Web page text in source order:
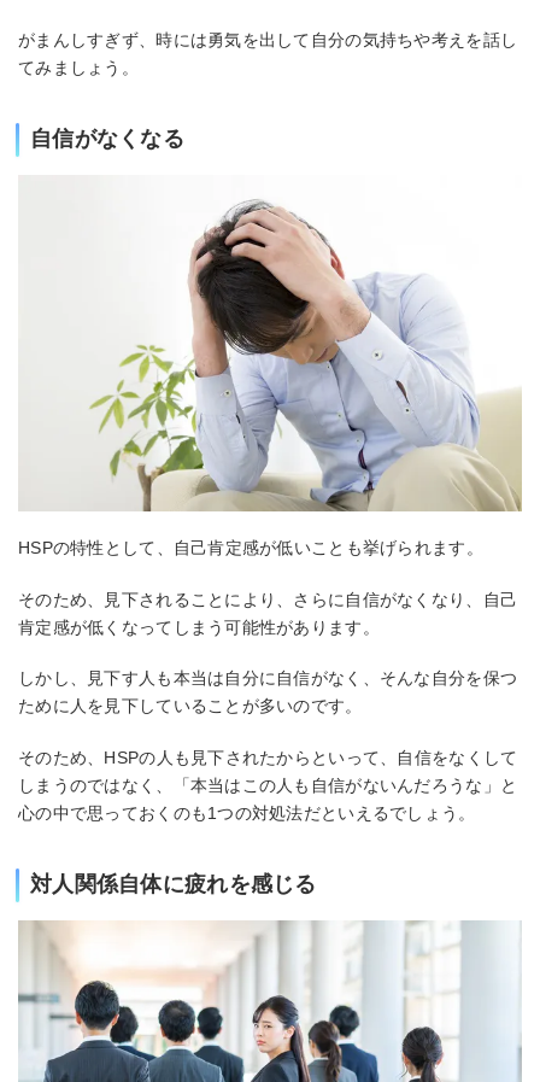
がまんしすぎず、時には勇気を出して自分の気持ちや考えを話し
てみましょう。
自信がなくなる
HSPの特性として、自己肯定感が低いことも挙げられます。
そのため、見下されることにより、さらに自信がなくなり、自己
肯定感が低くなってしまう可能性があります。
しかし、見下す人も本当は自分に自信がなく、そんな自分を保つ
ために人を見下していることが多いのです。
そのため、HSPの人も見下されたからといって、自信をなくして
しまうのではなく、「本当はこの人も自信がないんだろうな」と
心の中で思っておくのも1つの対処法だといえるでしょう。
対人関係自体に疲れを感じる